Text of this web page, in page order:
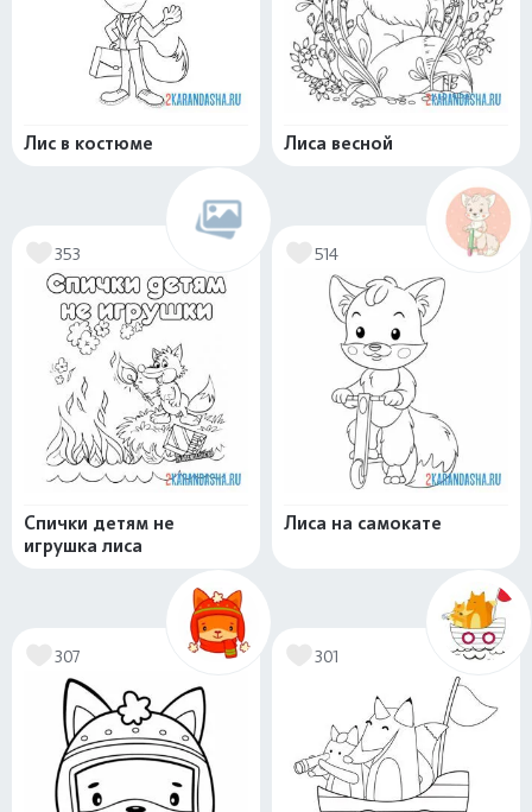
Лис в костюме Лиса весной
353
Спички детям не
игрушка лиса
514
Лиса на самокате
307 301